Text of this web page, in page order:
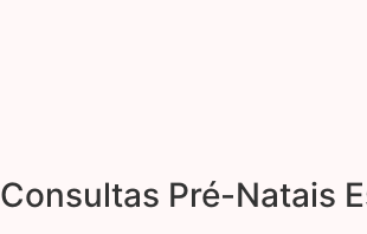
Consultas Pré-Natais